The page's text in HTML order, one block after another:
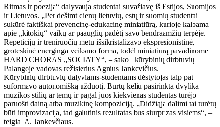
Ritmas ir poezija“ dalyvauja studentai suvažiavę iš Estijos, Suomijos
ir Lietuvos. „Per dešimt dienų lietuvių, estų ir suomių studentai
sukūrė faktiškai prevencinę-edukacinę miniatiūrą, kurioje kalbama
apie „kitokių“ vaikų ar paauglių padėtį savo bendraamžių terpėje.
Repeticijų ir treniruočių metu išsikristalizavo ekspresionistinė,
groteskinė energinga veiksmo forma, todėl miniatiūrą pavadinome
HARD CHORAS „SOCIATY“, – sako kūrybinių dirbtuvių
Palangoje vadovas režisierius Agnius Jankevičius.
Kūrybinių dirbtuvių dalyviams-studentams dėstytojas taip pat
suformavo autonomišką užduotį. Burtų keliu pasirinkta dvylika
muzikos stilių ar temų ir pagal juos kiekvienas studentas turėjo
paruošti dainą arba muzikinę kompoziciją. „Didžiąja dalimi tai turėtų
būti improvizacija, tad galutinis rezultatas bus siurprizas visiems“, –
teigia A. Jankevčiaus.